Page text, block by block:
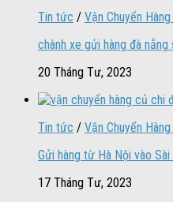
Tin tức / Vận Chuyển
chành xe gửi hàng đà nẵng
20 Tháng Tư, 2023
Tin tức / Vận Chuyển
Gửi hàng từ Hà Nội vào Sài
17 Tháng Tư, 2023